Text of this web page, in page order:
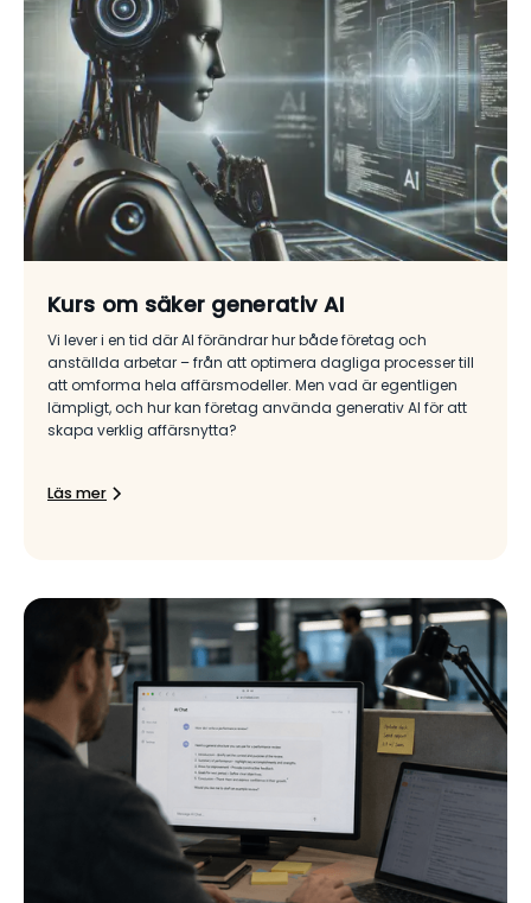
Kurs om säker generativ AI
Vi lever i en tid där AI förändrar hur både företag och
anställda arbetar – från att optimera dagliga processer till
att omforma hela affärsmodeller. Men vad är egentligen
lämpligt, och hur kan företag använda generativ AI för att
skapa verklig affärsnytta?
Läs mer